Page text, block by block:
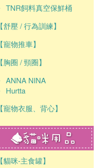
TNR飼料真空保鮮桶
【舒壓 / 行為訓練】
【寵物推車】
【胸圈 / 頸圈】
ANNA NINA
Hurtta
【寵物衣服、背心】
【貓咪-主食罐】